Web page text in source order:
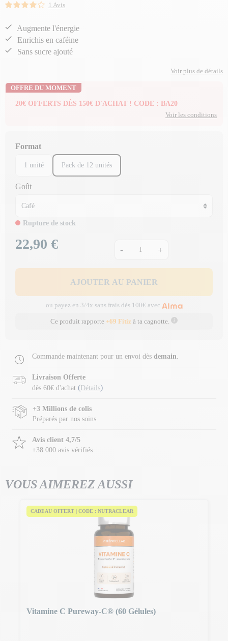
1 Avis
Augmente l'énergie
Enrichis en caféine
Sans sucre ajouté
Voir plus de détails
OFFRE DU MOMENT
20€ OFFERTS DÈS 150€ D'ACHAT ! CODE : BA20
Voir les conditions
Format
1 unité Pack de 12 unités
Goût
Rupture de stock
Prix
22,90 € - +
AJOUTER AU PANIER
ou payez en 3/4x sans frais dès 100€ avec
Ce produit rapporte +69 Fitiz à ta cagnotte.
Commande maintenant pour un envoi dès demain.
Livraison Offerte
dès 60€ d'achat ( Détails)
+3 Millions de colis
Préparés par nos soins
Avis client 4,7/5
+38 000 avis vérifiés
VOUS AIMEREZ AUSSI
CADEAU OFFERT | CODE : NUTRACLEAR
Vitamine C Pureway-C® (60 Gélules)